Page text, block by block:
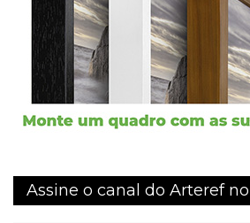
Assine o canal do Arteref